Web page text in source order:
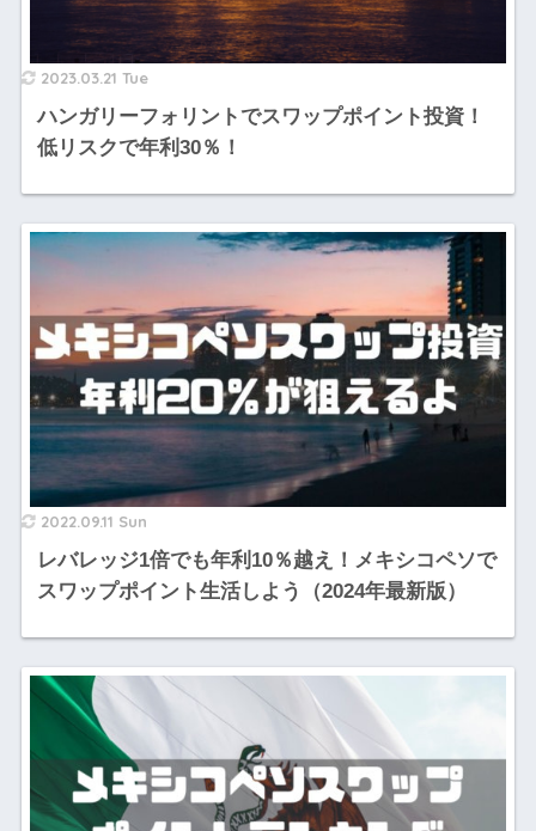
2023.03.21 Tue
ハンガリーフォリントでスワップポイント投資！
低リスクで年利30％！
2022.09.11 Sun
レバレッジ1倍でも年利10％越え！メキシコペソで
スワップポイント生活しよう（2024年最新版）